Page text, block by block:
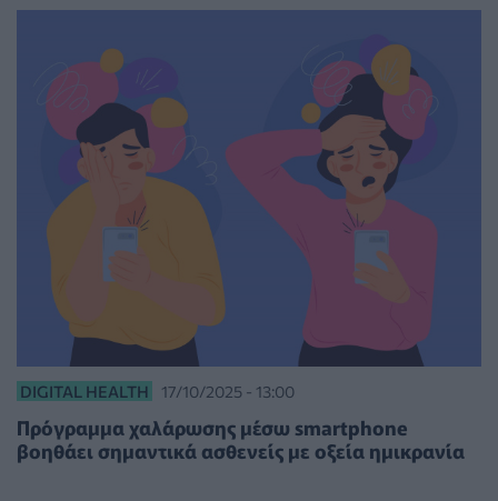
DIGITAL HEALTH 17/10/2025 - 13:00
Πρόγραμμα χαλάρωσης μέσω smartphone
βοηθάει σημαντικά ασθενείς με οξεία ημικρανία